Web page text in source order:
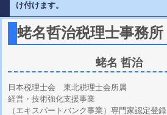
け付けます。
蛯名哲治税理士事務所
蛯名 哲治
日本税理士会 東北税理士会所属
経営・技術強化支援事業
（エキスパートバンク事業）専門家認定登録